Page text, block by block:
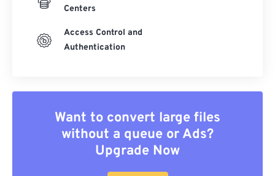
Centers
Access Control and
Authentication
Want to convert large files
without a queue or Ads?
Upgrade Now